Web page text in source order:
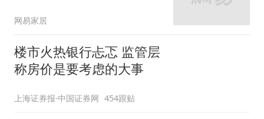
网易家居
楼市火热银行忐忑 监管层
称房价是要考虑的大事
上海证券报·中国证券网 454跟贴